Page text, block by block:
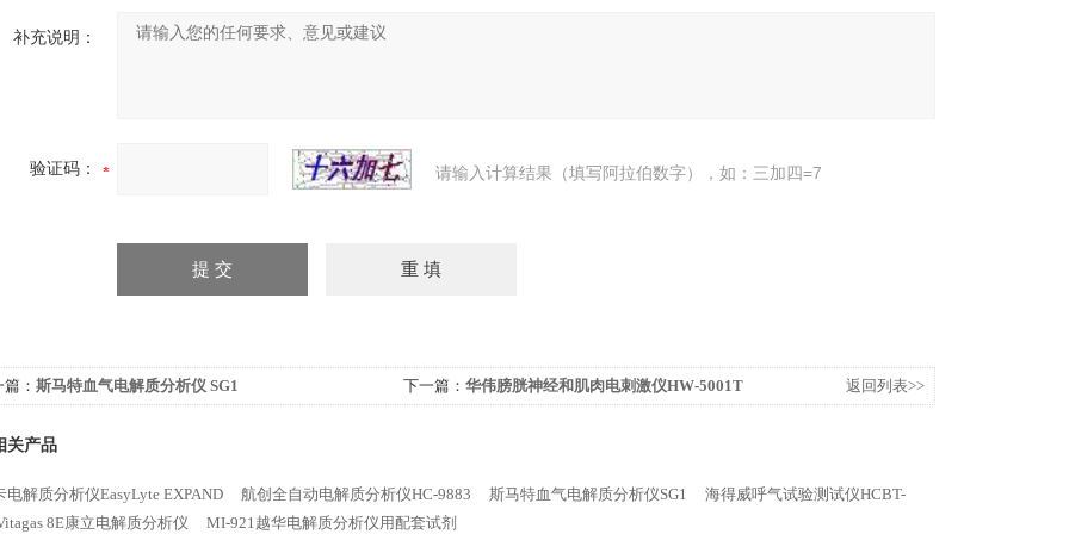
补充说明：
验证码： 请输入计算结果（填写阿拉伯数字），如：三加四=7
： 斯马特血气电解质分析仪 SG1 下一篇： 华伟膀胱神经和肌肉电刺激仪HW-5001T 返回列表>>
关产品
电解质分析仪EasyLyte EXPAND 航创全自动电解质分析仪HC-9883 斯马特血气电解质分析仪SG1
海得威呼气试验测试仪HCBT-
8E康立电解质分析仪 MI-921越华电解质分析仪用配套试剂